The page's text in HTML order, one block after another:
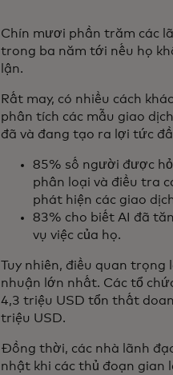
Chín mươi phần trăm các
trong ba năm tới nếu họ
lận.
Rất may, có nhiều cách
phân tích các mẫu giao
đã và đang tạo ra lợi tức
85% số người được
phân loại và điều tra
phát hiện các giao
83% cho biết AI đã
vụ việc của họ.
​​​Tuy nhiên, điều quan
nhuận lớn nhất. Các tổ
4,3 triệu USD tổn thất
triệu USD.
Đồng thời, các nhà lãnh
nhật khi các thủ đoạn gian